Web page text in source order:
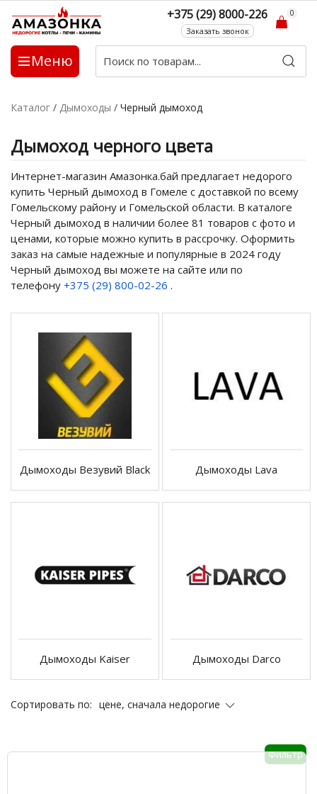
Меню
+375 (29) 8000-226
Заказать звонок
0
Каталог / Дымоходы / Черный дымоход
Дымоход черного цвета
Интернет-магазин Амазонка.бай предлагает недорого
купить Черный дымоход в Гомеле с доставкой по всему
Гомельскому району и Гомельской области. В каталоге
Черный дымоход в наличии более 81 товаров с фото и
ценами, которые можно купить в рассрочку. Оформить
заказ на самые надежные и популярные в 2024 году
Черный дымоход вы можете на сайте или по
телефону +375 (29) 800-02-26 .
Дымоходы Везувий Black Дымоходы Lava
Дымоходы Kaiser Дымоходы Darco
Сортировать по: цене, сначала недорогие
Фильтр